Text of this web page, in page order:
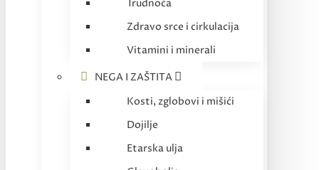
Trudnoća
Zdravo srce i cirkulacija
Vitamini i minerali
NEGA I ZAŠTITA
Kosti, zglobovi i mišići
Dojilje
Etarska ulja